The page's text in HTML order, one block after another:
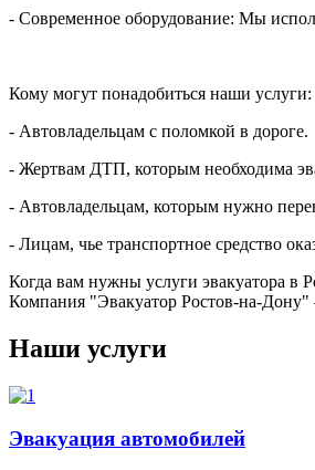
- Современное оборудование: Мы
Кому могут понадобиться наши услуги:
- Автовладельцам с поломкой в дороге.
- Жертвам ДТП, которым необходима
- Автовладельцам, которым нужно
- Лицам, чье транспортное средство
Когда вам нужны услуги эвакуатора
Компания "Эвакуатор Ростов-на-
Наши услуги
Эвакуация автомобилей